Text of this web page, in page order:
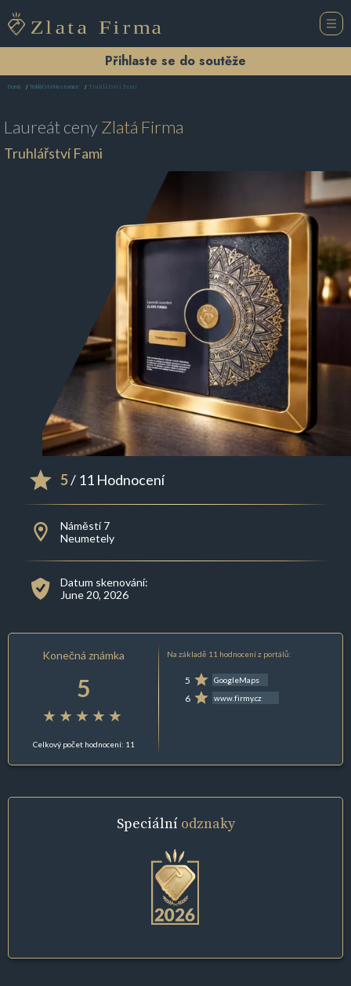
Přihlaste se do soutěže
Domů Truhlářství Hostomice Truhlářství Fami
Laureát cenyZlatá Firma
Truhlářství Fami
5/ 11 Hodnocení
Náměstí 7
Neumetely
Datum skenování:
June 20, 2026
Konečná známka
5
Celkový počet hodnocení: 11
Na základě 11 hodnocení z portálů:
5 GoogleMaps
6 www.firmy.cz
Speciální odznaky